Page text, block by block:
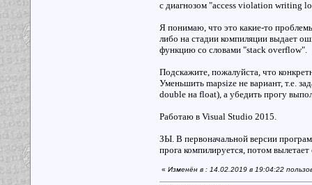
с диагнозом "access violation writing
Я понимаю, что это какие-то
либо на стадии компиляции выдает
функцию со словами "stack overflow".
Подскажите, пожалуйста, что
Уменьшить mapsize не вариант, т.е.
double на float), а убедить прогу
Работаю в Visual Studio 2015.
ЗЫ. В первоначальной версии
прога компилируется, потом
« Изменён в : 14.02.2019 в 19:04:22